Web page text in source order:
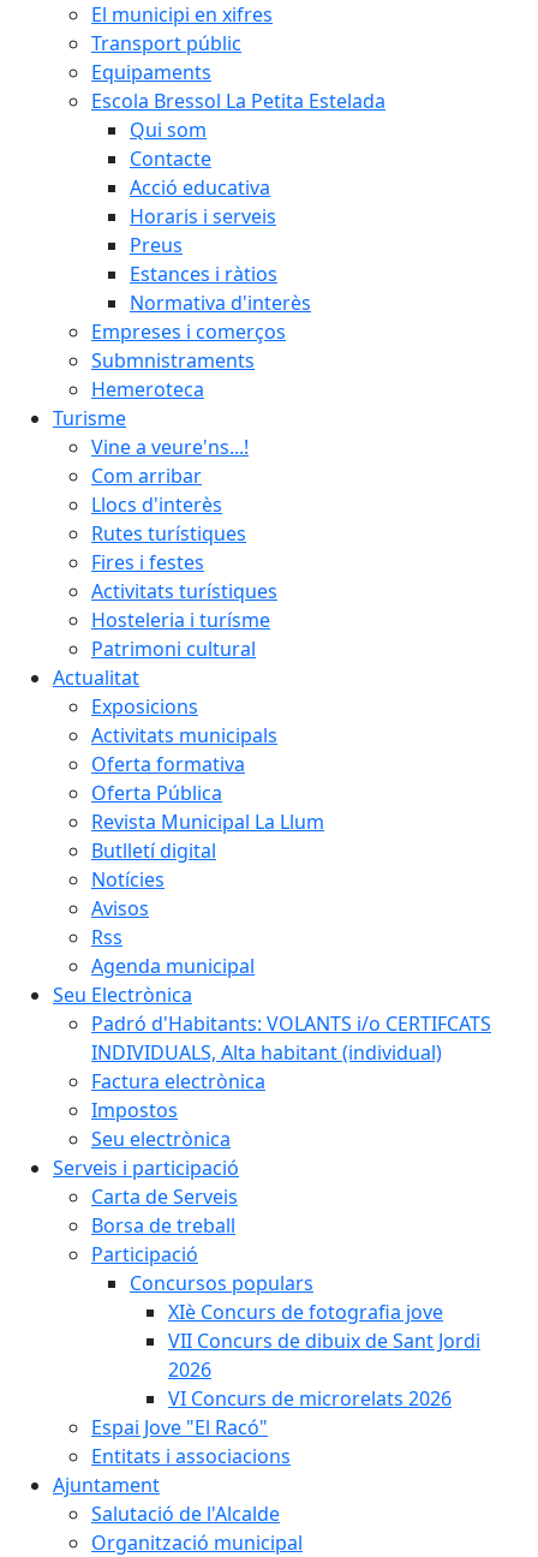
El municipi en xifres
Transport públic
Equipaments
Escola Bressol La Petita Estelada
Qui som
Contacte
Acció educativa
Horaris i serveis
Preus
Estances i ràtios
Normativa d'interès
Empreses i comerços
Submnistraments
Hemeroteca
Turisme
Vine a veure'ns...!
Com arribar
Llocs d'interès
Rutes turístiques
Fires i festes
Activitats turístiques
Hosteleria i turísme
Patrimoni cultural
Actualitat
Exposicions
Activitats municipals
Oferta formativa
Oferta Pública
Revista Municipal La Llum
Butlletí digital
Notícies
Avisos
Rss
Agenda municipal
Seu Electrònica
Padró d'Habitants: VOLANTS i/o CERTIFCATS
INDIVIDUALS, Alta habitant (individual)
Factura electrònica
Impostos
Seu electrònica
Serveis i participació
Carta de Serveis
Borsa de treball
Participació
Concursos populars
XIè Concurs de fotografia jove
VII Concurs de dibuix de Sant Jordi
2026
VI Concurs de microrelats 2026
Espai Jove "El Racó"
Entitats i associacions
Ajuntament
Salutació de l'Alcalde
Organització municipal